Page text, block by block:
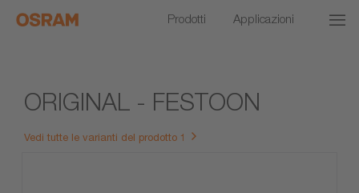
Prodotti Applicazioni
ORIGINAL - FESTOON
Vedi tutte le varianti del prodotto 1